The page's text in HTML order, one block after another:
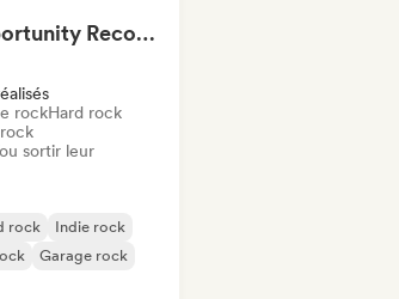
One Opportunity Records
rockHard rock
sortir leur
rock
Indie rock
Garage rock